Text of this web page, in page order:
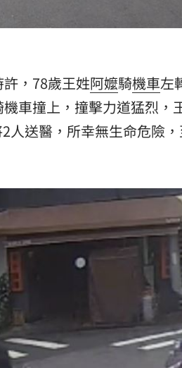
，78歲王姓阿嬤騎機車左
車撞上，撞擊力道猛烈，
人送醫，所幸無生命危險